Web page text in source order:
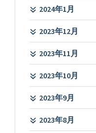
2024年1月
2023年12月
2023年11月
2023年10月
2023年9月
2023年8月